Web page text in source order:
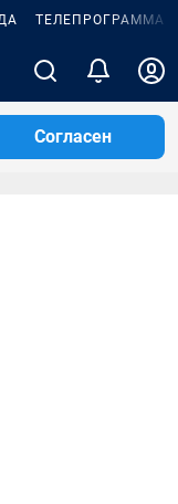
ТЕЛЕПРОГРАММА
Согласен